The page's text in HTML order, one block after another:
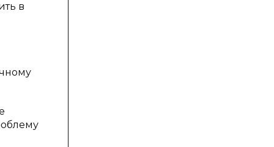
в